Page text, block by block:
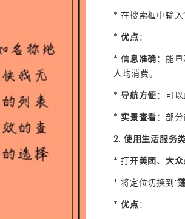
* 在搜索框中输入
*优点：
*信息准确：能
人均消费。
*导航方便：可
* 实景查看：部
2.使用生活服务
* 打开美团、 大
* 将定位切换到“
*优点：